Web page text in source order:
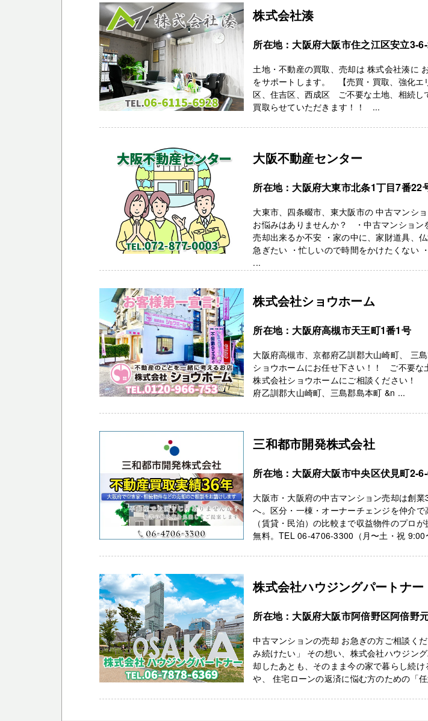
株式会社湊
所在地：大阪府大阪市住之江区安立3-
土地・不動産の買取、売却は 株式会社湊に
をサポートします。 【売買・買取、強化エ
区、住吉区、西成区 ご不要な土地、相続し
買取らせていただきます！！ ...
大阪不動産センター
所在地：大阪府大東市北条1丁目7番22
大東市、四条畷市、東大阪市の 中古マンシ
お悩みはありませんか？ ・中古マンション
売却出来るか不安 ・家の中に、家財道具、
急ぎたい ・忙しいので時間をかけたくない
...
株式会社ショウホーム
所在地：大阪府高槻市天王町1番1号
大阪府高槻市、京都府乙訓郡大山崎町、 三
ショウホームにお任せ下さい！！ ご不要な
株式会社ショウホームにご相談ください！
府乙訓郡大山崎町、三島郡島本町 &n ...
三和都市開発株式会社
所在地：大阪府大阪市中央区伏見町
大阪市・大阪府の中古マンション売却は創
へ。区分・一棟・オーナーチェンジを仲介
（賃貸・民泊）の比較まで収益物件のプロ
無料。TEL 06-4706-3300（月〜土・祝 9:00
株式会社ハウジングパートナー
所在地：大阪府大阪市阿倍野区阿倍野
中古マンションの売却 お急ぎの方ご相談く
み続けたい」 その想い、株式会社ハウジン
却したあとも、そのまま今の家で暮らし続け
や、 住宅ローンの返済に悩む方のための「